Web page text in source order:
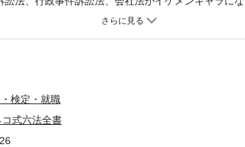
漫画で解説。各項目にはテキストが付くので、ちょ
義第86話 議員定数不均衡訴訟第87話 高裁違憲無
民法ついに違憲決定第91話 家事審判手続き第92
法の人権規定第100話 補足あとがき兼おまけ
検定・就職
式六法全書